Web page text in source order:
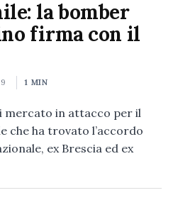
la bomber
firma con il
1 MIN
mercato in attacco per il
che ha trovato l’accordo
ex Brescia ed ex